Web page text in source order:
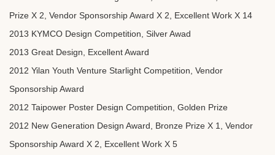
Prize X 2, Vendor Sponsorship Award X 2, Excellent Work X 14
2013 KYMCO Design Competition, Silver Awad
2013 Great Design, Excellent Award
2012 Yilan Youth Venture Starlight Competition, Vendor
Sponsorship Award
2012 Taipower Poster Design Competition, Golden Prize
2012 New Generation Design Award, Bronze Prize X 1, Vendor
Sponsorship Award X 2, Excellent Work X 5